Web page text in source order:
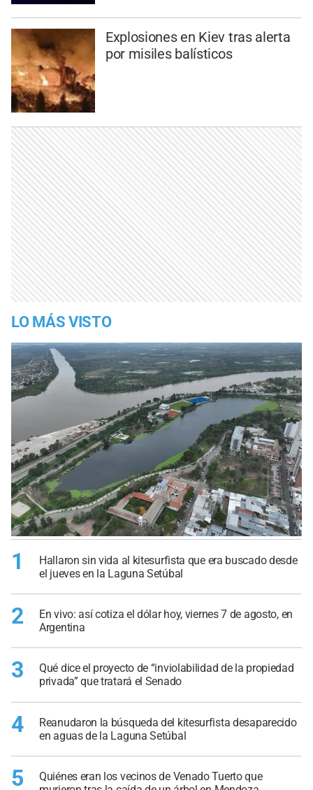
Explosiones en Kiev tras alerta
por misiles balísticos
LO MÁS VISTO
1
Hallaron sin vida al kitesurfista que era buscado desde
el jueves en la Laguna Setúbal
2
En vivo: así cotiza el dólar hoy, viernes 7 de agosto, en
Argentina
3
Qué dice el proyecto de “inviolabilidad de la propiedad
privada” que tratará el Senado
4
Reanudaron la búsqueda del kitesurfista desaparecido
en aguas de la Laguna Setúbal
5
Quiénes eran los vecinos de Venado Tuerto que